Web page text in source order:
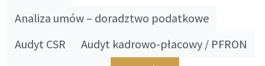
Analiza umów – doradztwo podatkowe
Audyt CSR
Audyt kadrowo-płacowy / PFRON